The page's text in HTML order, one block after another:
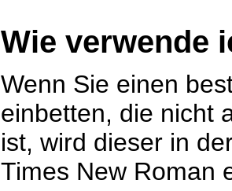
Wie verwende
Wenn Sie einen
einbetten, die nicht
ist, wird dieser in
Times New Roman